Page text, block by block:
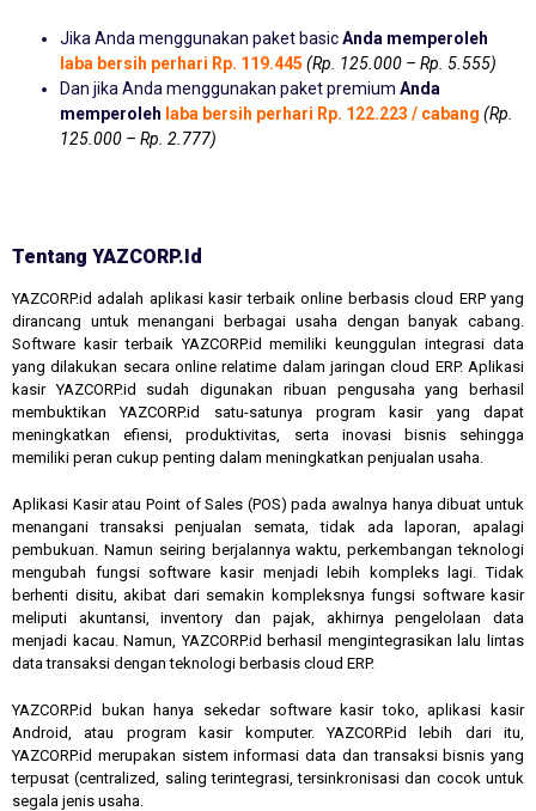
Jika Anda menggunakan paket basicAnda memperoleh
laba bersih perhari Rp. 119.445 (Rp. 125.000 – Rp. 5.555)
Dan jika Anda menggunakan paket premium Anda
memperoleh laba bersih perhari Rp. 122.223 / cabang (Rp.
125.000 – Rp. 2.777)
Tentang YAZCORP.id
YAZCORP.id adalah aplikasi kasir terbaik online berbasis cloud ERP yang
dirancang untuk menangani berbagai usaha dengan banyak cabang.
Software kasir terbaik YAZCORP.id memiliki keunggulan integrasi data
yang dilakukan secara online relatime dalam jaringan cloud ERP. Aplikasi
kasir YAZCORP.id sudah digunakan ribuan pengusaha yang berhasil
membuktikan YAZCORP.id satu-satunya program kasir yang dapat
meningkatkan efiensi, produktivitas, serta inovasi bisnis sehingga
memiliki peran cukup penting dalam meningkatkan penjualan usaha.
Aplikasi Kasir atau Point of Sales (POS) pada awalnya hanya dibuat untuk
menangani transaksi penjualan semata, tidak ada laporan, apalagi
pembukuan. Namun seiring berjalannya waktu, perkembangan teknologi
mengubah fungsi software kasir menjadi lebih kompleks lagi. Tidak
berhenti disitu, akibat dari semakin kompleksnya fungsi software kasir
meliputi akuntansi, inventory dan pajak, akhirnya pengelolaan data
menjadi kacau. Namun, YAZCORP.id berhasil mengintegrasikan lalu lintas
data transaksi dengan teknologi berbasis cloud ERP.
YAZCORP.id bukan hanya sekedar software kasir toko, aplikasi kasir
Android, atau program kasir komputer. YAZCORP.id lebih dari itu,
YAZCORP.id merupakan sistem informasi data dan transaksi bisnis yang
terpusat (centralized, saling terintegrasi, tersinkronisasi dan cocok untuk
segala jenis usaha.